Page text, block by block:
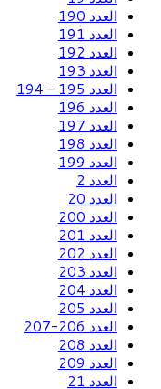
العدد 190
العدد 191
العدد 192
العدد 193
العدد 195 – 194
العدد 196
العدد 197
العدد 198
العدد 199
العدد 2
العدد 20
العدد 200
العدد 201
العدد 202
العدد 203
العدد 204
العدد 205
العدد 206-207
العدد 208
العدد 209
العدد 21